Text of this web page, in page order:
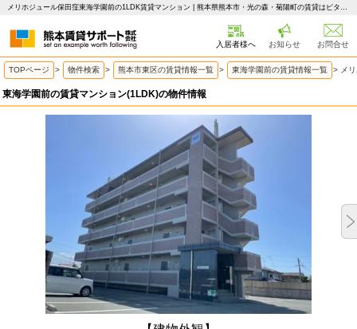
メリホジュール保田窪東海学園前の1LDK賃貸マンション | 熊本県熊本市・光の森・菊陽町の賃貸はピタットハウス 熊本賃貸サポート
入居者様へ お知らせ お問合せ
TOPページ > 物件検索 > 熊本市東区の賃貸情報一覧 > 東海学園前の賃貸情報一覧 > メ
東海学園前の賃貸マンション(1LDK)の物件情報